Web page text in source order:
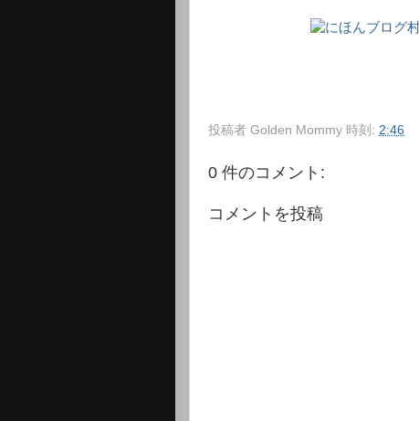
投稿者 Golden Mommy 時刻: 2:46
0 件のコメント:
コメントを投稿